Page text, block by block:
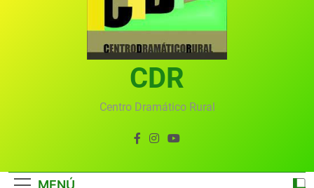
Gala 2024 en el Centro Dramático Rural el 20 de
Textos seleccionados en el VI Certamen
Francisco Nieva de piezas breves teatrales
convocado por el Centro Dramático Rural de Mira
Gala anual virtual del Centro Dramático Rural de
CDR
Centro Dramático Rural
MENÚ